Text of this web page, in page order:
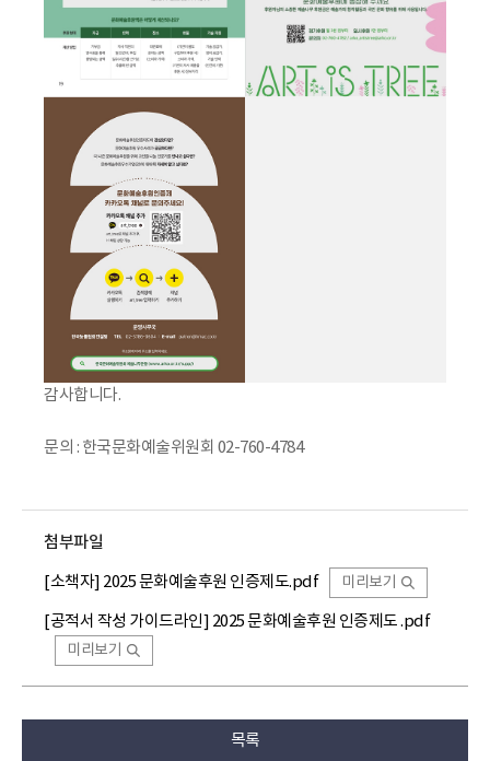
감사합니다.
문의 : 한국문화예술위원회 02-760-4784
첨부파일
[소책자] 2025 문화예술후원 인증제도.pdf 미리보기
[공적서 작성 가이드라인] 2025 문화예술후원 인증제도 .pdf
미리보기
목록